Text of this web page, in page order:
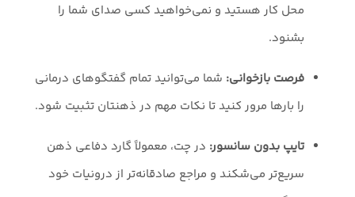
محل کار هستید و نمی‌خواهید کسی صدای شما را
بشنود.
فرصت بازخوانی: شما می‌توانید تمام گفتگوهای درمانی
را بارها مرور کنید تا نکات مهم در ذهنتان تثبیت شود.
تایپ بدون سانسور: در چت، معمولاً گارد دفاعی ذهن
سریع‌تر می‌شکند و مراجع صادقانه‌تر از درونیات خود